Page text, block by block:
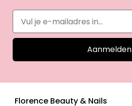
Aanmelden
Florence Beauty & Nails